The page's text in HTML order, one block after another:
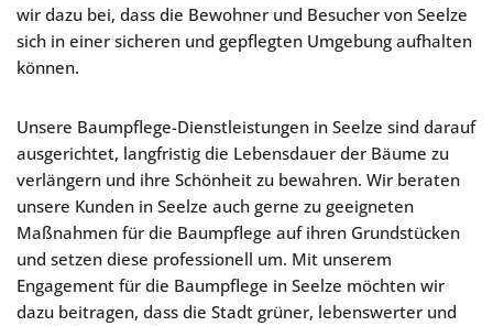
wir dazu bei, dass die Bewohner und Besucher von Seelze
sich in einer sicheren und gepflegten Umgebung aufhalten
können.
Unsere Baumpflege-Dienstleistungen in Seelze sind darauf
ausgerichtet, langfristig die Lebensdauer der Bäume zu
verlängern und ihre Schönheit zu bewahren. Wir beraten
unsere Kunden in Seelze auch gerne zu geeigneten
Maßnahmen für die Baumpflege auf ihren Grundstücken
und setzen diese professionell um. Mit unserem
Engagement für die Baumpflege in Seelze möchten wir
dazu beitragen, dass die Stadt grüner, lebenswerter und